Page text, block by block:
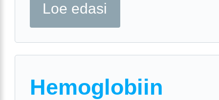
Loe edasi
Hemoglobiin